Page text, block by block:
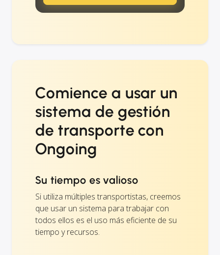
Comience a usar un
sistema de gestión
de transporte con
Ongoing
Su tiempo es valioso
Si utiliza múltiples transportistas, creemos
que usar un sistema para trabajar con
todos ellos es el uso más eficiente de su
tiempo y recursos.